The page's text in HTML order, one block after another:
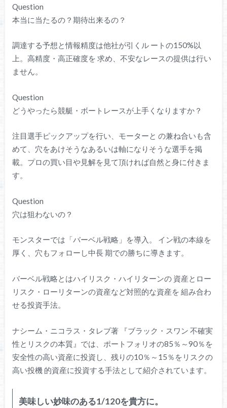
Question
本当に当たるの？期待出来るの？
調達する予想と情報精度は他社が引くル ートの150%以
上。高精度・高正確度を 求め、不安なレースの提供は行い
ません。
Question
どうやったら競艇・ボートレースが上手くなりますか？
注目選手ピックアップを行い、モーターと の兼ね合いも含
めて、穴をあけそうなあるいは軸になりそうな選手を掲
載。プロの買い目や見解を見て頂ければ自然と身に付きま
す。
Question
穴は狙わないの？
モンスターでは「バーベル戦略」を導入。 イン戦の本線を
厚く、穴もフォローし中長 期での勝ちに導きます。
バーベル戦略とはハイリスク・ハイリターンの 資産とロー
リスク・ローリターンの資産など対照的な資産を 組み合わ
せる投資手法。
ナシーム・ニコラス・タレブ著 『ブラック・スワン 不確実
性とリスクの本質』では、ポートフォリオの85％～90％を
安全性の高い資産に投資し、残りの10％～15％をリスクの
高い投機 的資産に投資する手法として紹介されています。
美味しい妙味のある1/120を貴方に。